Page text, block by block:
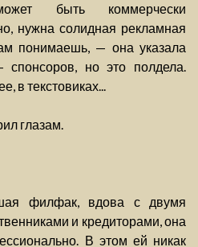
быть коммерчески
нужна солидная рекламная
понимаешь, — она указала
спонсоров, но это полдела.
в текстовиках...
глазам.
филфак, вдова с двумя
и кредиторами, она
В этом ей никак